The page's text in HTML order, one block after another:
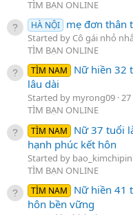
TÌM BẠN ONLINE
HÀ NỘI mẹ đơn thân
Started by Cô gái nhỏ
TÌM BẠN ONLINE
TÌM NAM
Nữ hiền 32
lâu dài
Started by myrong09
TÌM BẠN ONLINE
TÌM NAM
Nữ 37 tuổi
hạnh phúc kết hôn
Started by
TÌM BẠN ONLINE
TÌM NAM
Nữ hiền 41
hôn bền vững